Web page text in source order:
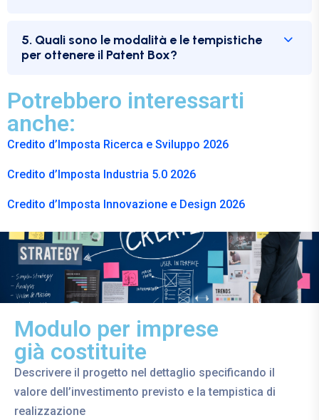
5. Quali sono le modalità e le tempistiche
per ottenere il Patent Box?
Potrebbero interessarti
anche:
Credito d’Imposta Ricerca e Sviluppo 2026
Credito d’Imposta Industria 5.0 2026
Credito d’Imposta Innovazione e Design 2026
Modulo per imprese
già costituite
Descrivere il progetto nel dettaglio specificando il
valore dell’investimento previsto e la tempistica di
realizzazione